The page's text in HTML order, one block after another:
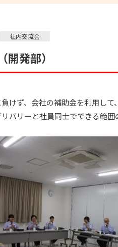
社内交流会
開発部）
けず、会社の補助金を利用して
バリーと社員同士でできる範